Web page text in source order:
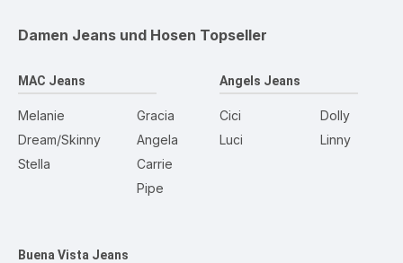
Damen Jeans und Hosen Topseller
MAC Jeans
Melanie
Dream/Skinny
Stella
Gracia
Angela
Carrie
Pipe
Angels Jeans
Cici
Luci
Dolly
Linny
Buena Vista Jeans